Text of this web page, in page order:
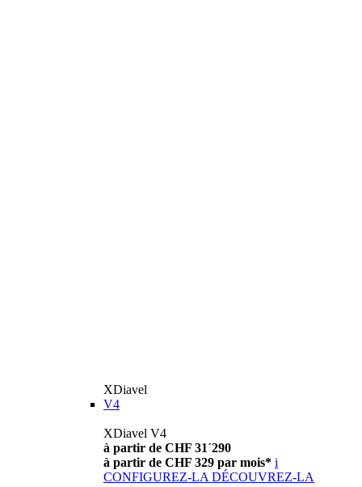
XDiavel
V4
XDiavel V4
à partir de CHF 31´290
à partir de CHF 329 par mois* i
CONFIGUREZ-LA DÉCOUVREZ-LA